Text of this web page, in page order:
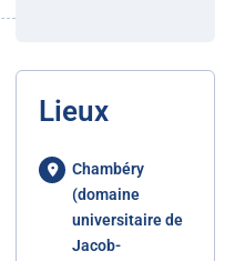
Lieux
Chambéry
(domaine
universitaire de
Jacob-